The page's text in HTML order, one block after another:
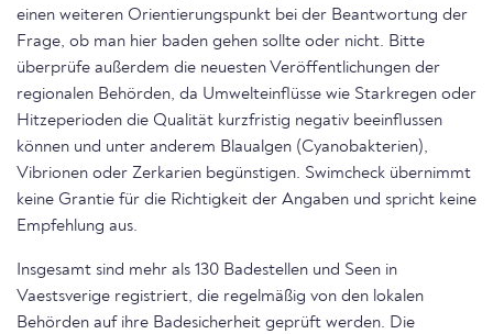
einen weiteren Orientierungspunkt bei der Beantwortung der
Frage, ob man hier baden gehen sollte oder nicht. Bitte
überprüfe außerdem die neuesten Veröffentlichungen der
regionalen Behörden, da Umwelteinflüsse wie Starkregen oder
Hitzeperioden die Qualität kurzfristig negativ beeinflussen
können und unter anderem Blaualgen (Cyanobakterien),
Vibrionen oder Zerkarien begünstigen. Swimcheck übernimmt
keine Grantie für die Richtigkeit der Angaben und spricht keine
Empfehlung aus.
Insgesamt sind mehr als 130 Badestellen und Seen in
Vaestsverige registriert, die regelmäßig von den lokalen
Behörden auf ihre Badesicherheit geprüft werden. Die